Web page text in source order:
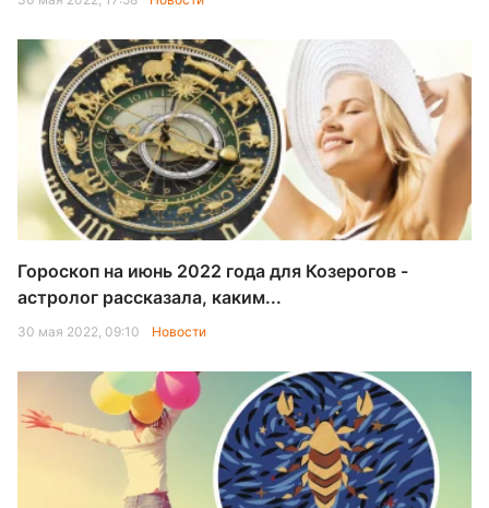
Гороскоп на июнь 2022 года для Козерогов -
астролог рассказала, каким...
30 мая 2022, 09:10 Новости